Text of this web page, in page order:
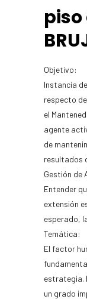
Objetivo:
Instancia
respecto
el
agente
de
resultados
Gestión de
Entender
extensión
esperado,
Temática:
El factor
estrategia.
un grado